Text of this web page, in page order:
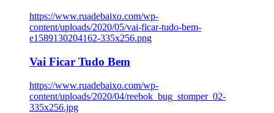
https://www.ruadebaixo.com/wp-
content/uploads/2020/05/vai-ficar-tudo-bem-
e1589130204162-335x256.png
Vai Ficar Tudo Bem
https://www.ruadebaixo.com/wp-
content/uploads/2020/04/reebok_bug_stomper_02-
335x256.jpg